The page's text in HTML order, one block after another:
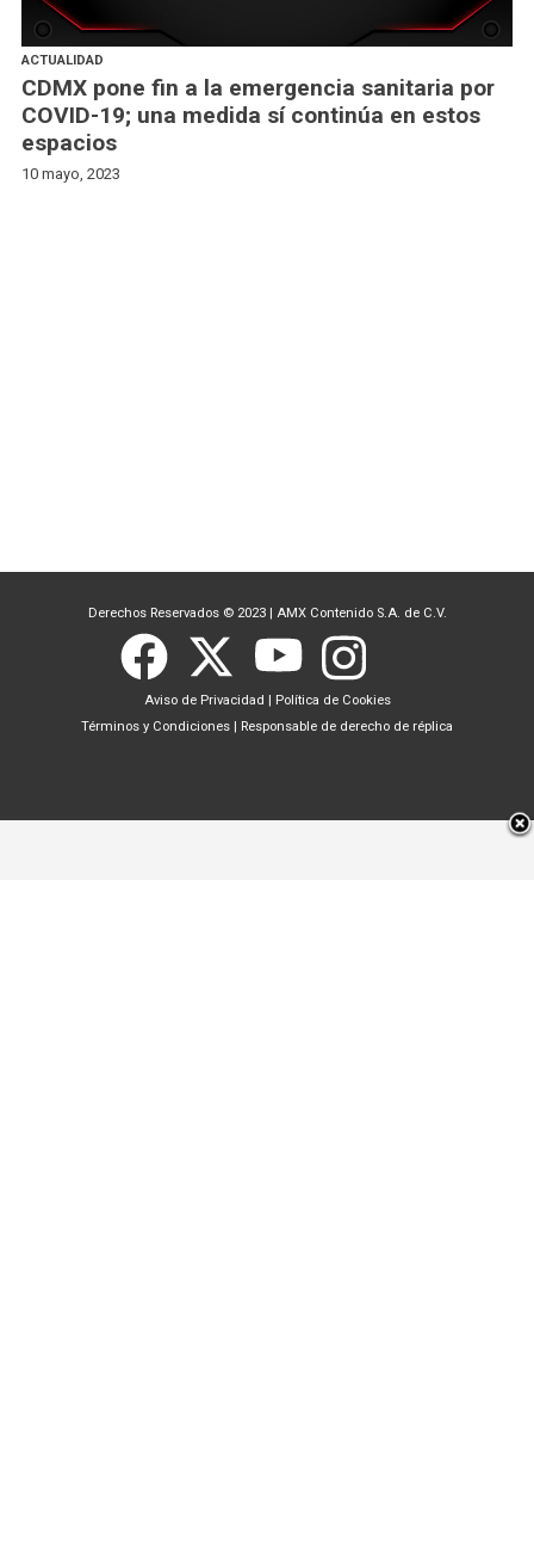
ACTUALIDAD
CDMX pone fin a la emergencia sanitaria por
COVID-19; una medida sí continúa en estos
espacios
10 mayo, 2023
Derechos Reservados © 2023 AMX Contenido S.A. de C.V.
Aviso de Privacidad
Política de Cookies
Términos y Condiciones
Responsable de derecho de réplica